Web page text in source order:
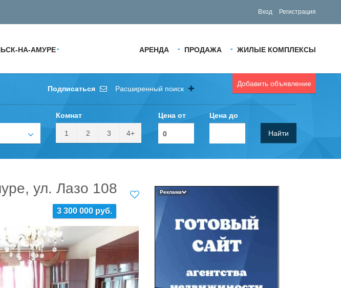
Вход Регистрация
АРЕНДА ПРОДАЖА ЖИЛЫЕ КОМПЛЕКСЫ
НА-АМУРЕ
Добавить объявление
Подписаться Расширенный поиск
Комнат
1 2 3 4+
Цена от Цена до
Найти
ул. Лазо 108
3 300 000 руб.
Реклама